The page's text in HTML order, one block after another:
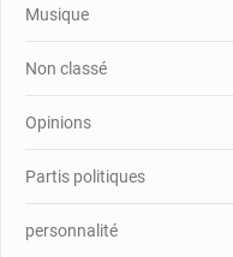
Musique
Non classé
Opinions
Partis politiques
personnalité